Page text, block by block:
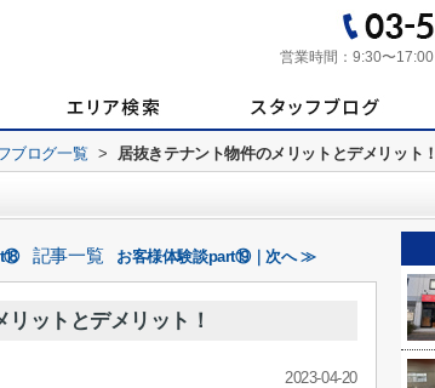
営業時間： 9:30〜17:00
ブログ一覧 > 居抜きテナント物件のメリットとデメリット！
記事一覧 お客様体験談part⑲｜次へ ≫
ットとデメリット！
2023-04-20